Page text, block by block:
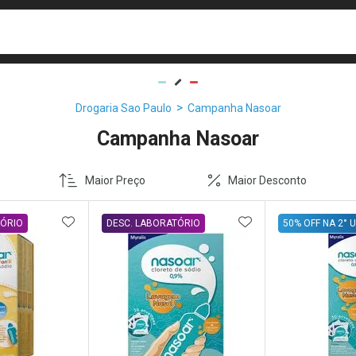
Drogaria Sao Paulo Campanha Nasoar
Campanha Nasoar
Maior Preço Maior Desconto
ADICIONAR AOS FAVORITOS
DESC. LABORATÓRIO ADICIONAR AOS
50% OFF NA 2°